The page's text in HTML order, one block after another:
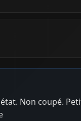
Non coupé.